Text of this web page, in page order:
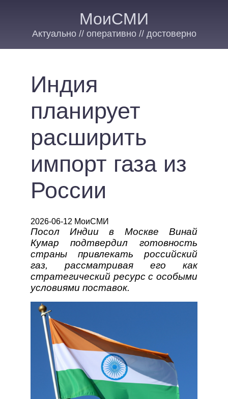
МоиСМИ
Актуально // оперативно // достоверно
Индия
планирует
расширить
импорт газа из
России
2026-06-12 МоиСМИ
Посол Индии в Москве Винай
Кумар подтвердил готовность
страны привлекать российский
газ, рассматривая его как
стратегический ресурс с особыми
условиями поставок.